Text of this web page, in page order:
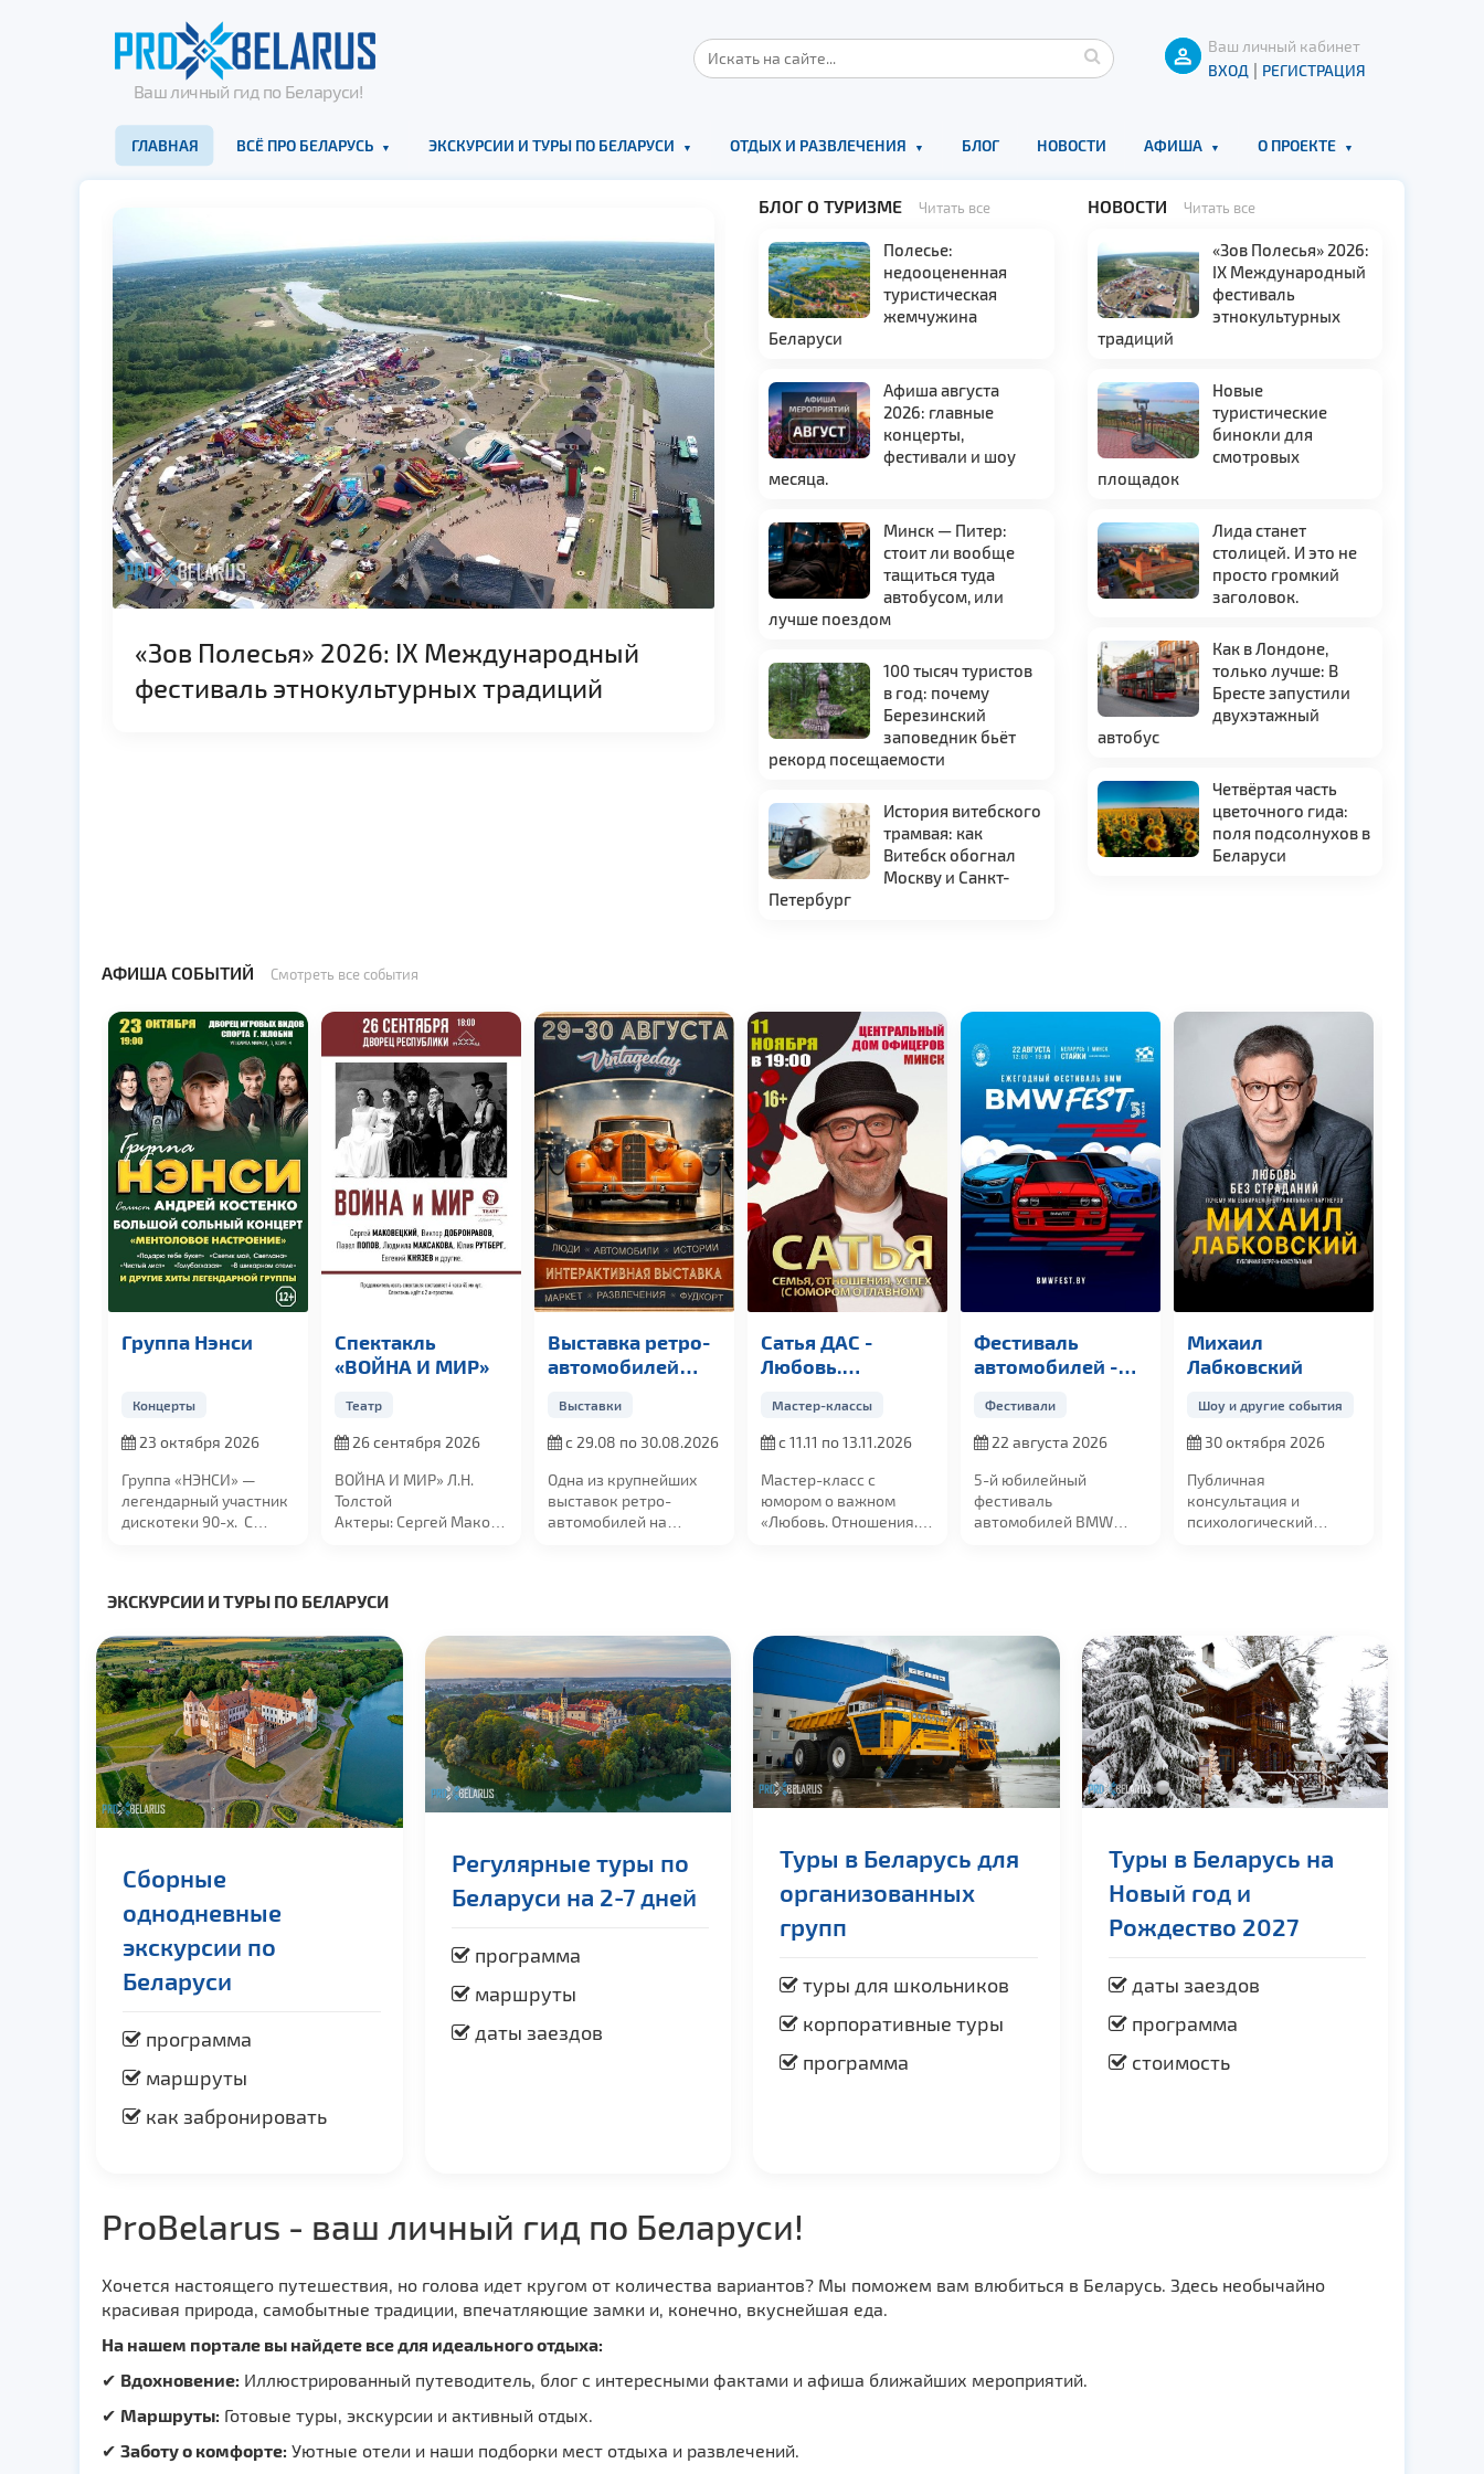
Ваш личный гид по Беларуси!
Ваш личный кабинет
ВХОД | РЕГИСТРАЦИЯ
ГЛАВНАЯ ВСЁ ПРО БЕЛАРУСЬ ЭКСКУРСИИ И ТУРЫ ПО БЕЛАРУСИ ОТДЫХ И РАЗВЛЕЧЕНИЯ БЛОГ НОВОСТИ АФИША О ПРОЕКТЕ
«Зов Полесья» 2026: IX Международный
фестиваль этнокультурных традиций
Афиша августа 2026: главные концерты,
фестивали и шоу месяца.
БЛОГ О ТУРИЗМЕ Читать все
Полесье:
недооцененная
туристическая
жемчужина
Беларуси
Афиша августа
2026: главные
концерты,
фестивали и шоу
месяца.
Минск — Питер:
стоит ли вообще
тащиться туда
автобусом, или
лучше поездом
100 тысяч туристов
в год: почему
Березинский
заповедник бьёт
рекорд посещаемости
История витебского
трамвая: как
Витебск обогнал
Москву и Санкт-
Петербург
НОВОСТИ Читать все
«Зов Полесья» 2026:
IX Международный
фестиваль
этнокультурных
традиций
Новые
туристические
бинокли для
смотровых
площадок
Лида станет
столицей. И это не
просто громкий
заголовок.
Как в Лондоне,
только лучше: В
Бресте запустили
двухэтажный
автобус
Четвёртая часть
цветочного гида:
поля подсолнухов в
Беларуси
АФИША СОБЫТИЙ Смотреть все события
Группа Нэнси
Концерты
23 октября 2026
Группа «НЭНСИ» —
легендарный участник
дискотеки 90-х.
Спектакль
«ВОЙНА И МИР»
Театр
26 сентября 2026
ВОЙНА И МИР» Л.Н.
Толстой
Актеры: Сергей Маковецкий,
Выставка ретро-
автомобилей
Выставки
с 29.08 по 30.08.2026
Одна из крупнейших
выставок ретро-
автомобилей на
Сатья ДАС -
Любовь.
Успех
Мастер-классы
с 11.11 по 13.11.2026
Мастер-класс с
юмором о важном
«Любовь. Отношения.
Фестиваль
автомобилей -
Фестивали
22 августа 2026
5-й юбилейный
фестиваль
автомобилей BMW
Михаил
Лабковский
Шоу и другие события
30 октября 2026
Публичная
консультация и
психологический
ЭКСКУРСИИ И ТУРЫ ПО БЕЛАРУСИ
Сборные
однодневные
экскурсии по
Беларуси
программа
маршруты
как забронировать
Регулярные туры по
Беларуси на 2-7 дней
программа
маршруты
даты заездов
Туры в Беларусь для
организованных
групп
туры для школьников
корпоративные туры
программа
Туры в Беларусь на
Новый год и
Рождество 2027
даты заездов
программа
стоимость
ProBelarus - ваш личный гид по Беларуси!
Хочется настоящего путешествия, но голова идет кругом от количества вариантов? Мы поможем вам влюбиться в Беларусь. Здесь необычайно
красивая природа, самобытные традиции, впечатляющие замки и, конечно, вкуснейшая еда.
На нашем портале вы найдете все для идеального отдыха:
✔ Вдохновение: Иллюстрированный путеводитель, блог с интересными фактами и афиша ближайших мероприятий.
✔ Маршруты: Готовые туры, экскурсии и активный отдых.
✔ Заботу о комфорте: Уютные отели и наши подборки мест отдыха и развлечений.